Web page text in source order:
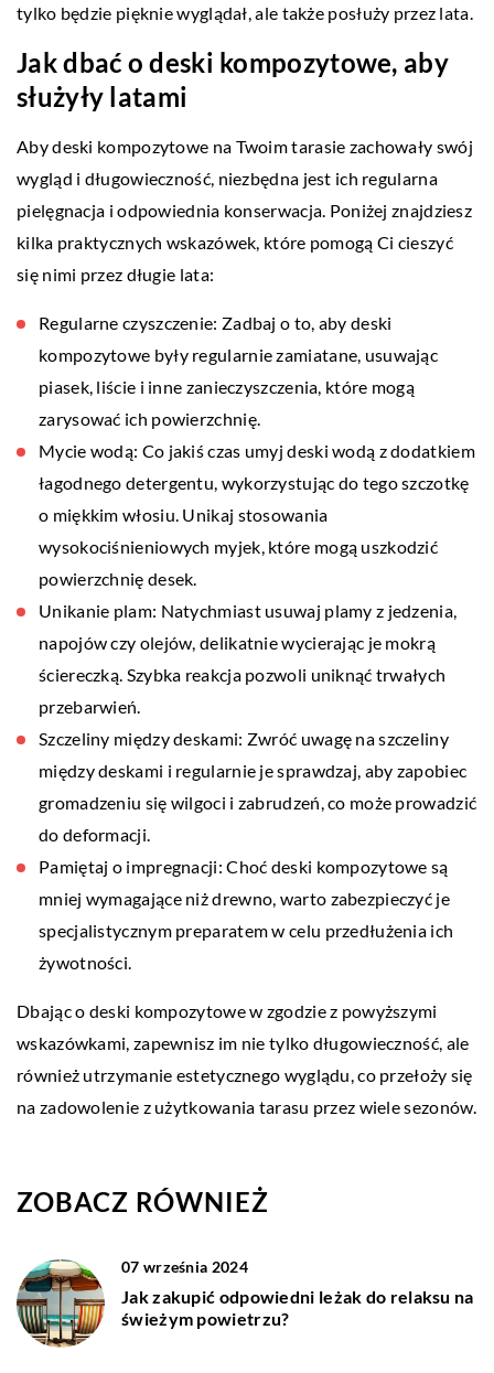
tylko będzie pięknie wyglądał, ale także posłuży przez lata.
Jak dbać o deski kompozytowe, aby
służyły latami
Aby deski kompozytowe na Twoim tarasie zachowały swój
wygląd i długowieczność, niezbędna jest ich regularna
pielęgnacja i odpowiednia konserwacja. Poniżej znajdziesz
kilka praktycznych wskazówek, które pomogą Ci cieszyć
się nimi przez długie lata:
Regularne czyszczenie: Zadbaj o to, aby deski
kompozytowe były regularnie zamiatane, usuwając
piasek, liście i inne zanieczyszczenia, które mogą
zarysować ich powierzchnię.
Mycie wodą: Co jakiś czas umyj deski wodą z dodatkiem
łagodnego detergentu, wykorzystując do tego szczotkę
o miękkim włosiu. Unikaj stosowania
wysokociśnieniowych myjek, które mogą uszkodzić
powierzchnię desek.
Unikanie plam: Natychmiast usuwaj plamy z jedzenia,
napojów czy olejów, delikatnie wycierając je mokrą
ściereczką. Szybka reakcja pozwoli uniknąć trwałych
przebarwień.
Szczeliny między deskami: Zwróć uwagę na szczeliny
między deskami i regularnie je sprawdzaj, aby zapobiec
gromadzeniu się wilgoci i zabrudzeń, co może prowadzić
do deformacji.
Pamiętaj o impregnacji: Choć deski kompozytowe są
mniej wymagające niż drewno, warto zabezpieczyć je
specjalistycznym preparatem w celu przedłużenia ich
żywotności.
Dbając o deski kompozytowe w zgodzie z powyższymi
wskazówkami, zapewnisz im nie tylko długowieczność, ale
również utrzymanie estetycznego wyglądu, co przełoży się
na zadowolenie z użytkowania tarasu przez wiele sezonów.
ZOBACZ RÓWNIEŻ
07 września 2024
Jak zakupić odpowiedni leżak do relaksu na
świeżym powietrzu?